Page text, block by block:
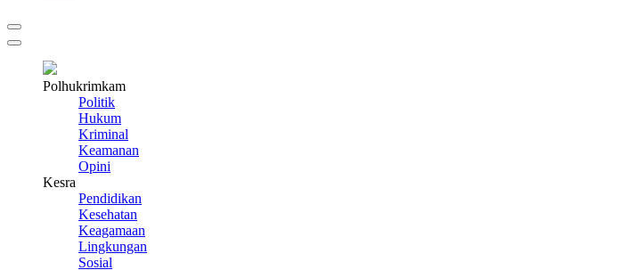
Polhukrimkam
Politik
Hukum
Kriminal
Keamanan
Opini
Kesra
Pendidikan
Kesehatan
Keagamaan
Lingkungan
Sosial